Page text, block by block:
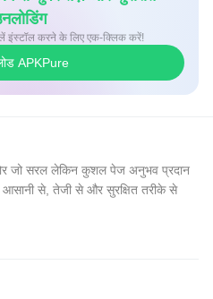
पर XAPK/APK फ़ाइलें इंस्टॉल करने के लिए एक-क्लिक करें!
APKPure
जो सरल लेकिन कुशल पेज अनुभव प्रदान
से, तेजी से और सुरक्षित तरीके से